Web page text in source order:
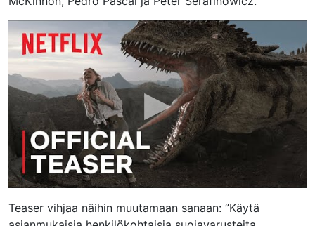
Teaser vihjaa näihin muutamaan sanaan: ”Käytä